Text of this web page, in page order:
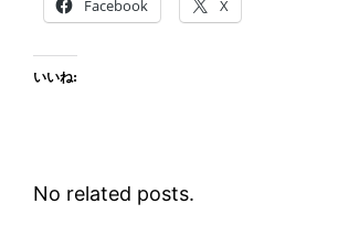
Facebook X
いいね:
No related posts.